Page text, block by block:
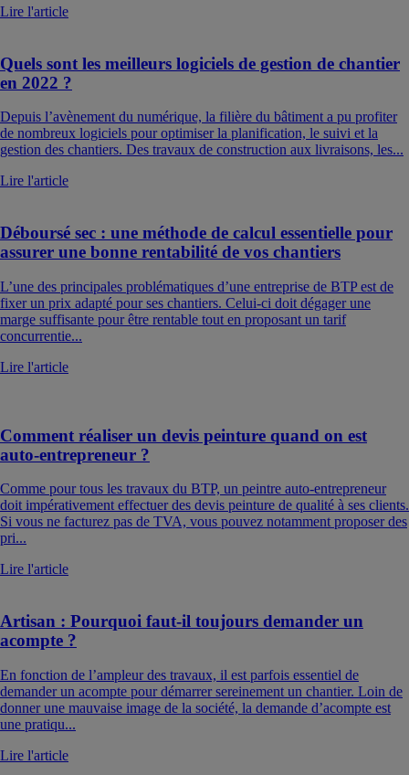
Lire l'article
Quels sont les meilleurs logiciels de gestion de chantier
en 2022 ?
Depuis l’avènement du numérique, la filière du bâtiment a pu profiter
de nombreux logiciels pour optimiser la planification, le suivi et la
gestion des chantiers. Des travaux de construction aux livraisons, les...
Lire l'article
Déboursé sec : une méthode de calcul essentielle pour
assurer une bonne rentabilité de vos chantiers
L’une des principales problématiques d’une entreprise de BTP est de
fixer un prix adapté pour ses chantiers. Celui-ci doit dégager une
marge suffisante pour être rentable tout en proposant un tarif
concurrentie...
Lire l'article
Comment réaliser un devis peinture quand on est
auto-entrepreneur ?
Comme pour tous les travaux du BTP, un peintre auto-entrepreneur
doit impérativement effectuer des devis peinture de qualité à ses clients.
Si vous ne facturez pas de TVA, vous pouvez notamment proposer des
pri...
Lire l'article
Artisan : Pourquoi faut-il toujours demander un
acompte ?
En fonction de l’ampleur des travaux, il est parfois essentiel de
demander un acompte pour démarrer sereinement un chantier. Loin de
donner une mauvaise image de la société, la demande d’acompte est
une pratiqu...
Lire l'article